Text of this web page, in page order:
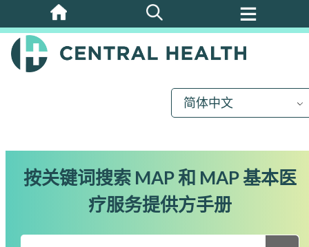
跳
至
主
简体中文
按关键词搜索 MAP 和 MAP 基本医
疗服务提供方手册